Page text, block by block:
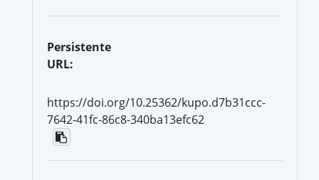
Persistente
URL:
https://doi.org/10.25362/kupo.d7b31ccc-
7642-41fc-86c8-340ba13efc62